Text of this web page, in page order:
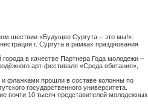
шествии «Будущее Сургута – это мы!».
г. Сургута в рамках празднования
в качестве Партнера Года молодежи –
арт-фестиваля «Среда обитания»,
прошли в составе колонны по
государственного университета.
почти 10 тысяч представителей молодежных